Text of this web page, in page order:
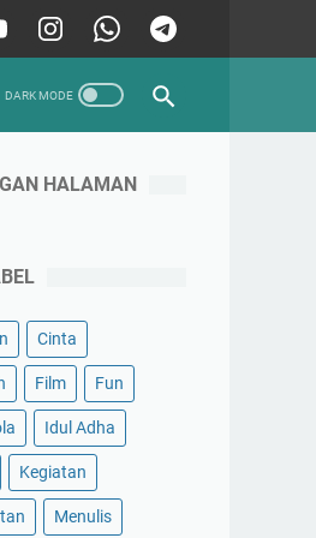
HALAMAN
Cinta
Film Fun
Idul Adha
Kegiatan
Menulis